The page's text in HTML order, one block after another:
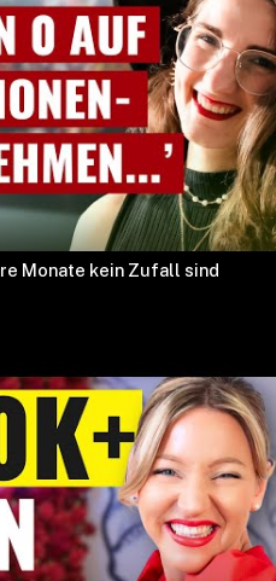
Monate kein Zufall sind